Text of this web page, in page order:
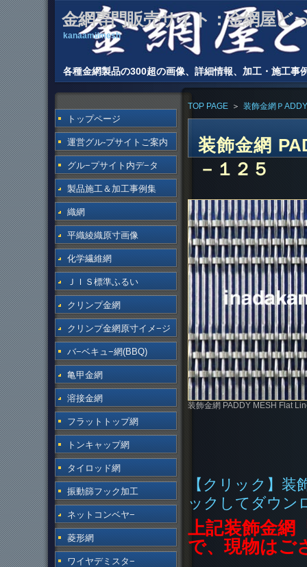
金網専門販売サイト：金網屋ど
kanaami/mesh
各種金網製品の300超の画像、詳細情報、加工・施工
トップページ
運営グル-プサイトご案内
グル−プサイト内デ−タ
製品施工＆加工事例集
織網
平織綾織原寸画像
化学繊維網
ＪＩＳ標準ふるい
クリンプ金網
クリンプ金網原寸イメ−ジ
バ−ベキュ−網(BBQ)
亀甲金網
溶接金網
フラットトップ網
トンキャップ網
タイロッド網
振動篩フック加工
ネットコンベヤ−
菱形網
ワイヤデミスタ−
TOP PAGE ＞ 装飾金網Ｐ
装飾金網
－１２５
装飾金網 PADDY MESH Flat
【クリック】
ックしてダウン
上記装飾金網
で、現物はご